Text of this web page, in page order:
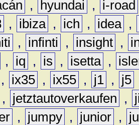
, hyundai ,
i-road
, ibiza , ich , idea ,
, infinti , insight ,
, iq , is , isetta ,
, ix35 , ix55 , j1 , j5
, jetztautoverkaufen ,
, jumpy , junior ,